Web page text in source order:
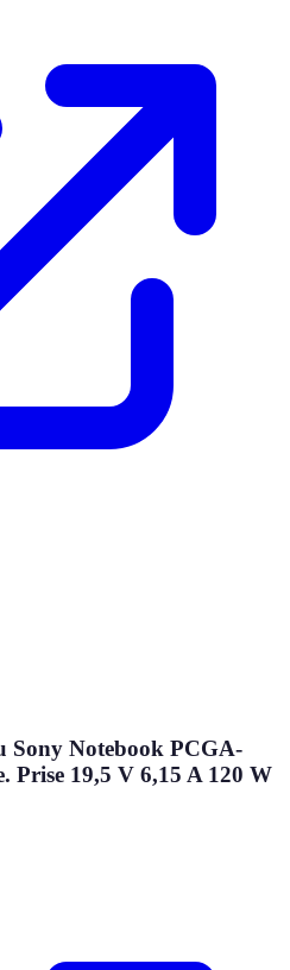
Sony Notebook PCGA-
Prise 19,5 V 6,15 A 120 W